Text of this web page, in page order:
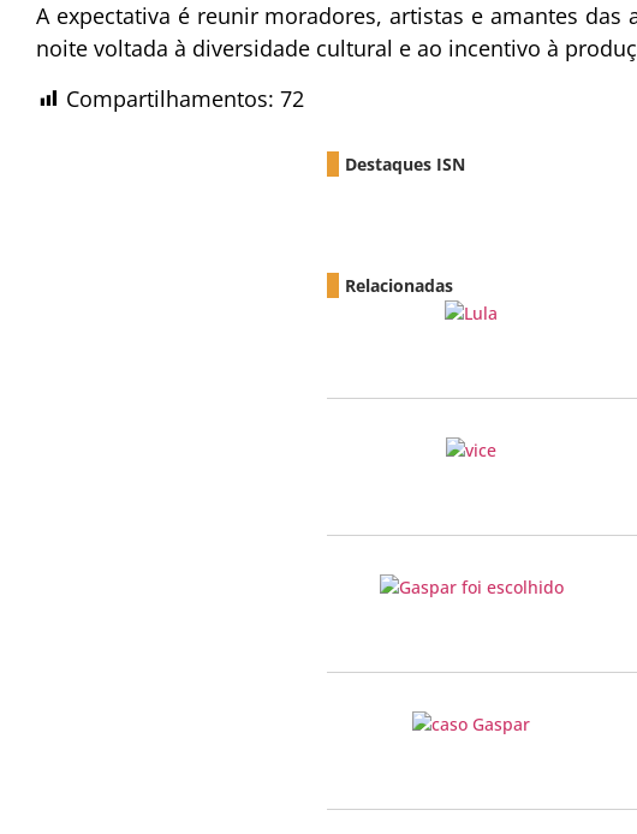
A expectativa é reunir moradores, artistas e amantes das
noite voltada à diversidade cultural e ao incentivo à
Compartilhamentos: 72
Destaques ISN
Relacionadas